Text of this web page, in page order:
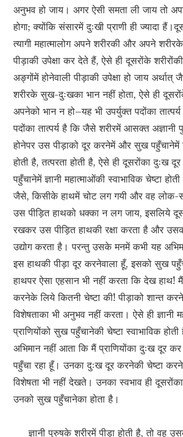
अनुभव हो जाय। अगर ऐसी समता ली जाय तो
होगा; क्योंकि संसारमें दुःखी प्राणी ही ज्यादा
त्यागी महात्मालोग अपने शरीरकी और अपने
पीड़ाकी उपेक्षा कर देते हैं, ऐसे ही दूसरोंके
अङ्गोंमें होनेवाली पीड़ाकी उपेक्षा हो जाय
शरीरके सुख-दुःखका भान नहीं होता, ऐसे ही
अपनेको भान न हो–यह भी उपर्युक्त पदोंका
पदोंका तात्पर्य है कि जैसे शरीरमें आसक्त अज्ञानी
होनेपर उस पीड़ाको दूर करनेमें और सुख पहुँचानेमें
होती है, तत्परता होती है, ऐसे ही दूसरोंका दुःख
पहुँचानेमें ज्ञानी महात्माओंकी स्वाभाविक चेष्टा
जैसे, किसीके हाथमें चोट लग गयी और वह लोक-
उस पीड़ित हाथको धक्का न लग जाय, इसलिये
रखकर उस पीड़ित हाथकी रक्षा करता है और
उद्योग करता है। परन्तु उसके मनमें कभी यह
इस हाथकी पीड़ा दूर करनेवाला हूँ, इसको सुख
हाथपर ऐसा एहसान भी नहीं करता कि देख हाथ!
करनेके लिये कितनी चेष्टा की! पीड़ाको शान्त
विशेषताका भी अनुभव नहीं करता। ऐसे ही ज्ञानी
प्राणियोंको सुख पहुँचानेकी चेष्टा स्वाभाविक
अभिमान नहीं आता कि मैं प्राणियोंका दुःख दूर
पहुँचा रहा हूँ। उनका दुःख दूर करनेकी चेष्टा
विशेषता भी नहीं देखते। उनका स्वभाव ही
उनको सुख पहुँचानेका होता है।
ज्ञानी पुरुषके शरीरमें पीड़ा होती है, तो वह